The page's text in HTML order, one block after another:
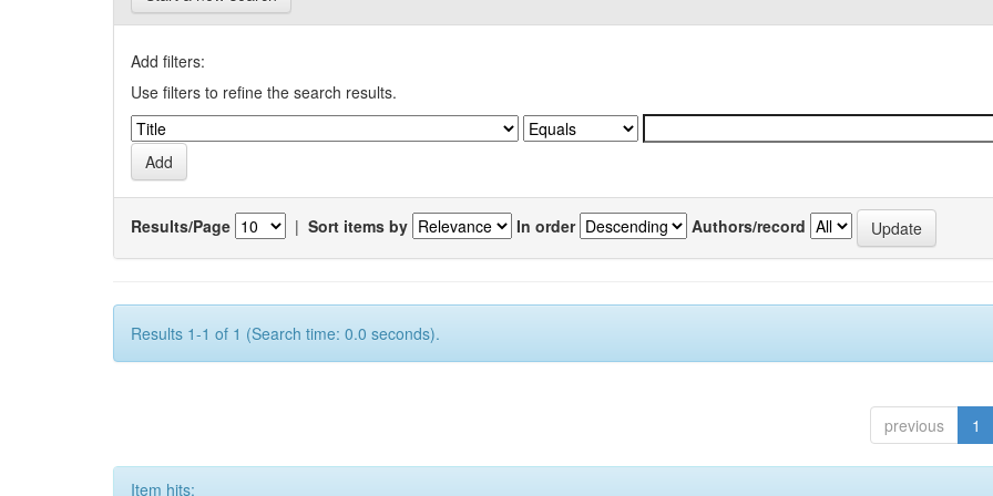
Add filters:
Use filters to refine the search results.
Results/Page | Sort items by In order Authors/record
Results 1-1 of 1 (Search time: 0.0 seconds).
previous 1
Item hits: